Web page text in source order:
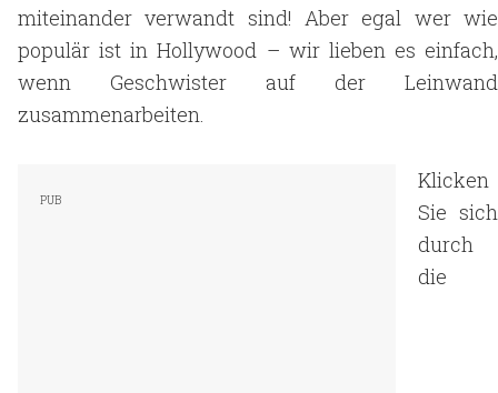
miteinander verwandt sind! Aber egal wer wie
populär ist in Hollywood – wir lieben es einfach,
wenn Geschwister auf der Leinwand
zusammenarbeiten.
Klicken
Sie sich
durch
die